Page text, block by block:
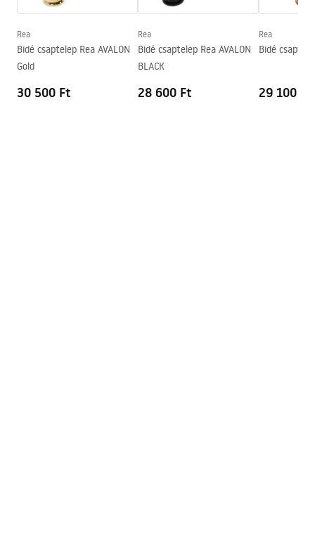
Bevonási technológia
PVD
Csatlakozás átmérője
Rea
Bidé csaptelep Rea AVALON
Gold
30 500 Ft
Rea
Bidé csaptelep Rea AVALON
BLACK
28 600 Ft
Rea
Bidé
29 100 Ft